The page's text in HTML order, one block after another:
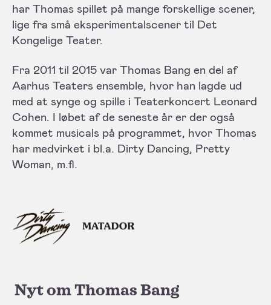
har Thomas spillet på mange forskellige scener,
lige fra små eksperimentalscener til Det
Kongelige Teater.
Fra 2011 til 2015 var Thomas Bang en del af
Aarhus Teaters ensemble, hvor han lagde ud
med at synge og spille i Teaterkoncert Leonard
Cohen. I løbet af de seneste år er der også
kommet musicals på programmet, hvor Thomas
har medvirket i bl.a. Dirty Dancing, Pretty
Woman, m.fl.
Nyt om Thomas Bang